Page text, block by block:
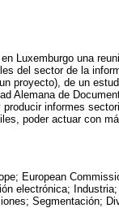
Luxemburgo una
del sector de la
proyecto), de un
Alemana de
informes
poder actuar con
European
electrónica;
Segmentación;